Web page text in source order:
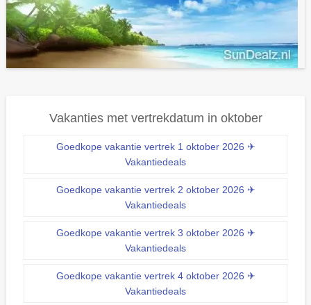
Vakanties met vertrekdatum in oktober
Goedkope vakantie vertrek 1 oktober 2026 ✈
Vakantiedeals
Goedkope vakantie vertrek 2 oktober 2026 ✈
Vakantiedeals
Goedkope vakantie vertrek 3 oktober 2026 ✈
Vakantiedeals
Goedkope vakantie vertrek 4 oktober 2026 ✈
Vakantiedeals